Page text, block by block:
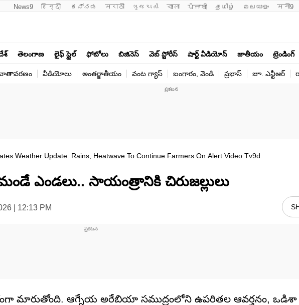
News9 हिन्दी ಕನ್ನಡ मराठी ગુજરાતી বাংলা ਪੰਜਾਬੀ தமிழ் മലയാളം मनी9
తెలంగాణ లైఫ్ స్టైల్ ఫోటోలు బిజినెస్ వెబ్ స్టోరీస్ షార్ట్ వీడియోస్ జాతీయం ట్రెండింగ్
వీడియోలు అంతర్జాతీయం వంట గ్యాస్ బంగారం, వెండి ప్రభాస్ జూ. ఎన్టీఆర్
Weather Update: Rains, Heatwave To Continue Farmers On Alert Video Tv9d
ఎండలు.. సాయంత్రానికి చిరుజల్లులు
| 12:13 PM
మారుతోంది. ఆగ్నేయ అరేబియా సముద్రంలోని ఉపరితల ఆవర్తనం, ఒడిశా